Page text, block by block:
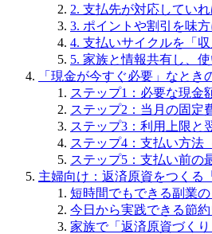
2. 支払先が対応してい
3. ポイントや割引を味
4. 支払いサイクルを「
5. 家族と情報共有し、
「現金が今すぐ必要」なとき
ステップ1：必要な現金
ステップ2：当月の固定
ステップ3：利用上限と
ステップ4：支払い方法
ステップ5：支払い前の
主婦向け：返済原資をつくる
短時間でもできる副業の
今日から実践できる節
家族で「返済原資づく